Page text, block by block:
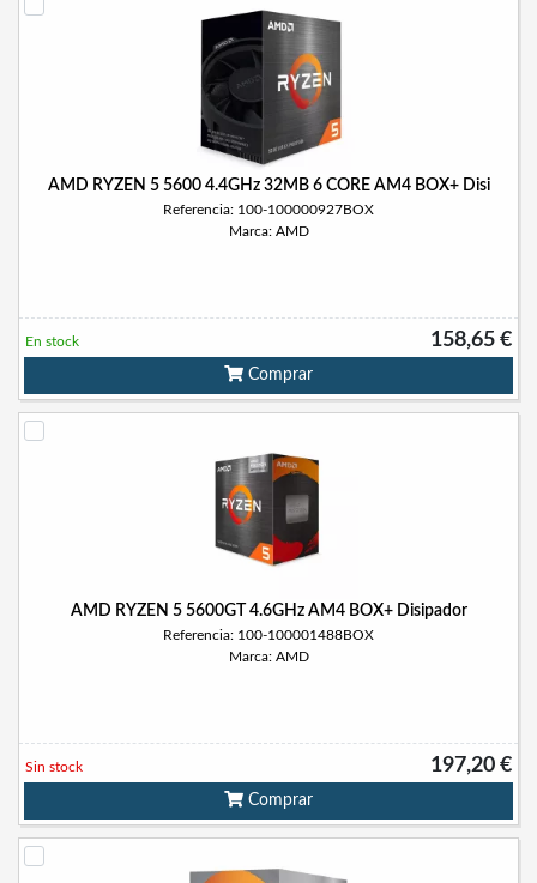
AMD RYZEN 5 5600 4.4GHz 32MB 6 CORE AM4 BOX+ Disi
Referencia: 100-100000927BOX
Marca: AMD
158,65 €
En stock
Comprar
AMD RYZEN 5 5600GT 4.6GHz AM4 BOX+ Disipador
Referencia: 100-100001488BOX
Marca: AMD
197,20 €
Sin stock
Comprar